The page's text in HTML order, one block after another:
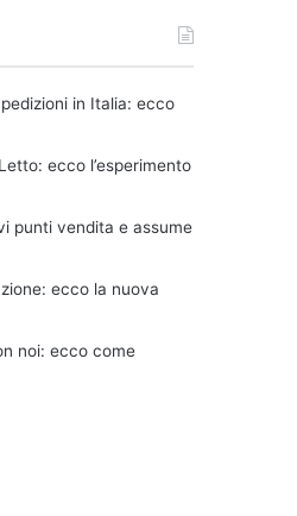
in Italia: ecco
ecco l’esperimento
punti vendita e assume
ecco la nuova
noi: ecco come